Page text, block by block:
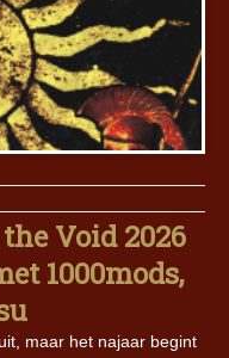
Void 2026
1000mods,
maar het najaar begint